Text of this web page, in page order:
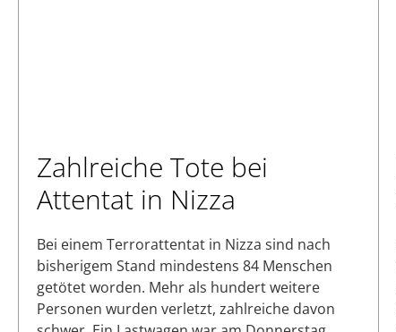
Zahlreiche Tote bei
Attentat in Nizza
Bei einem Terrorattentat in Nizza sind nach
bisherigem Stand mindestens 84 Menschen
getötet worden. Mehr als hundert weitere
Personen wurden verletzt, zahlreiche davon